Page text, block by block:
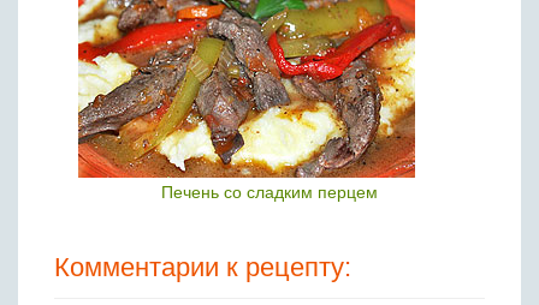
Печень со сладким перцем
Комментарии к рецепту: